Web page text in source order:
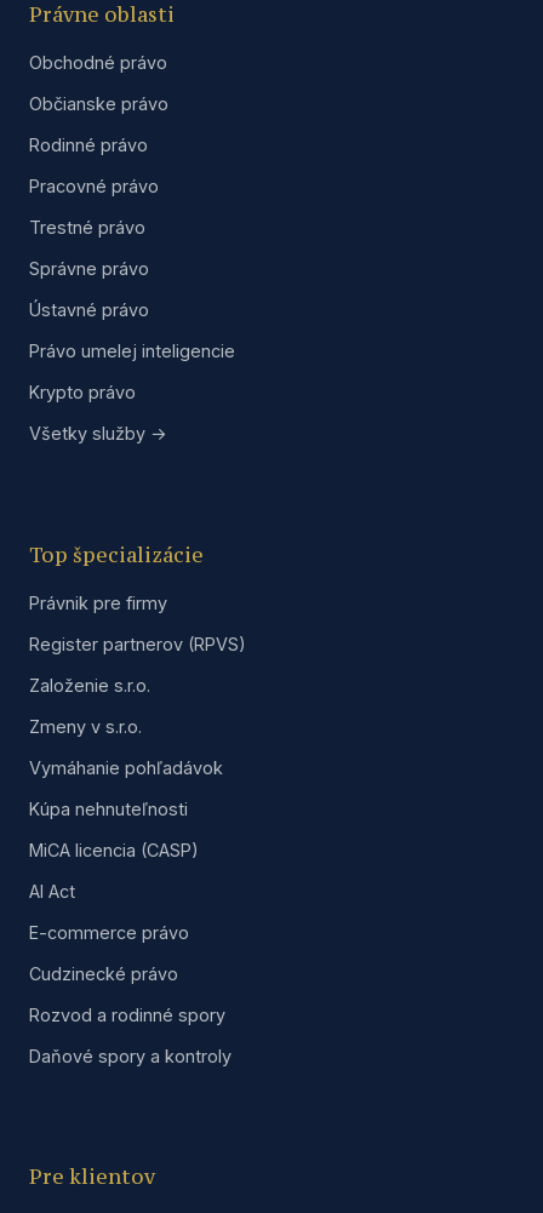
Právne oblasti
Obchodné právo
Občianske právo
Rodinné právo
Pracovné právo
Trestné právo
Správne právo
Ústavné právo
Právo umelej inteligencie
Krypto právo
Všetky služby →
Top špecializácie
Právnik pre firmy
Register partnerov (RPVS)
Založenie s.r.o.
Zmeny v s.r.o.
Vymáhanie pohľadávok
Kúpa nehnuteľnosti
MiCA licencia (CASP)
AI Act
E-commerce právo
Cudzinecké právo
Rozvod a rodinné spory
Daňové spory a kontroly
Pre klientov